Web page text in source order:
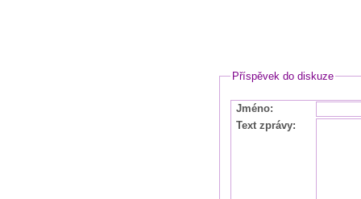
Příspěvek do diskuze
Jméno:
Text zprávy: